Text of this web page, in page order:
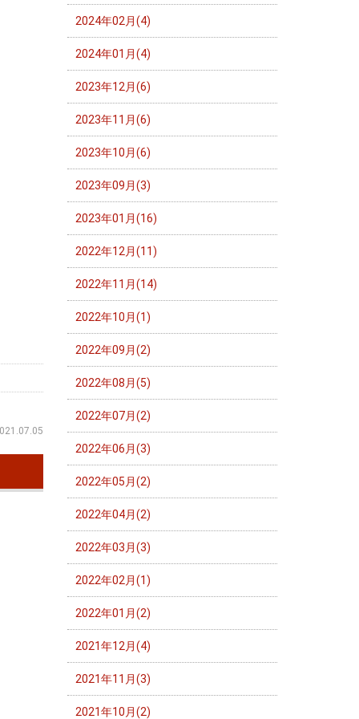
2024年02月(4)
2024年01月(4)
2023年12月(6)
2023年11月(6)
2023年10月(6)
2023年09月(3)
2023年01月(16)
2022年12月(11)
2022年11月(14)
2022年10月(1)
2022年09月(2)
2022年08月(5)
2022年07月(2)
2022年06月(3)
2022年05月(2)
2022年04月(2)
2022年03月(3)
2022年02月(1)
2022年01月(2)
2021年12月(4)
2021年11月(3)
2021年10月(2)